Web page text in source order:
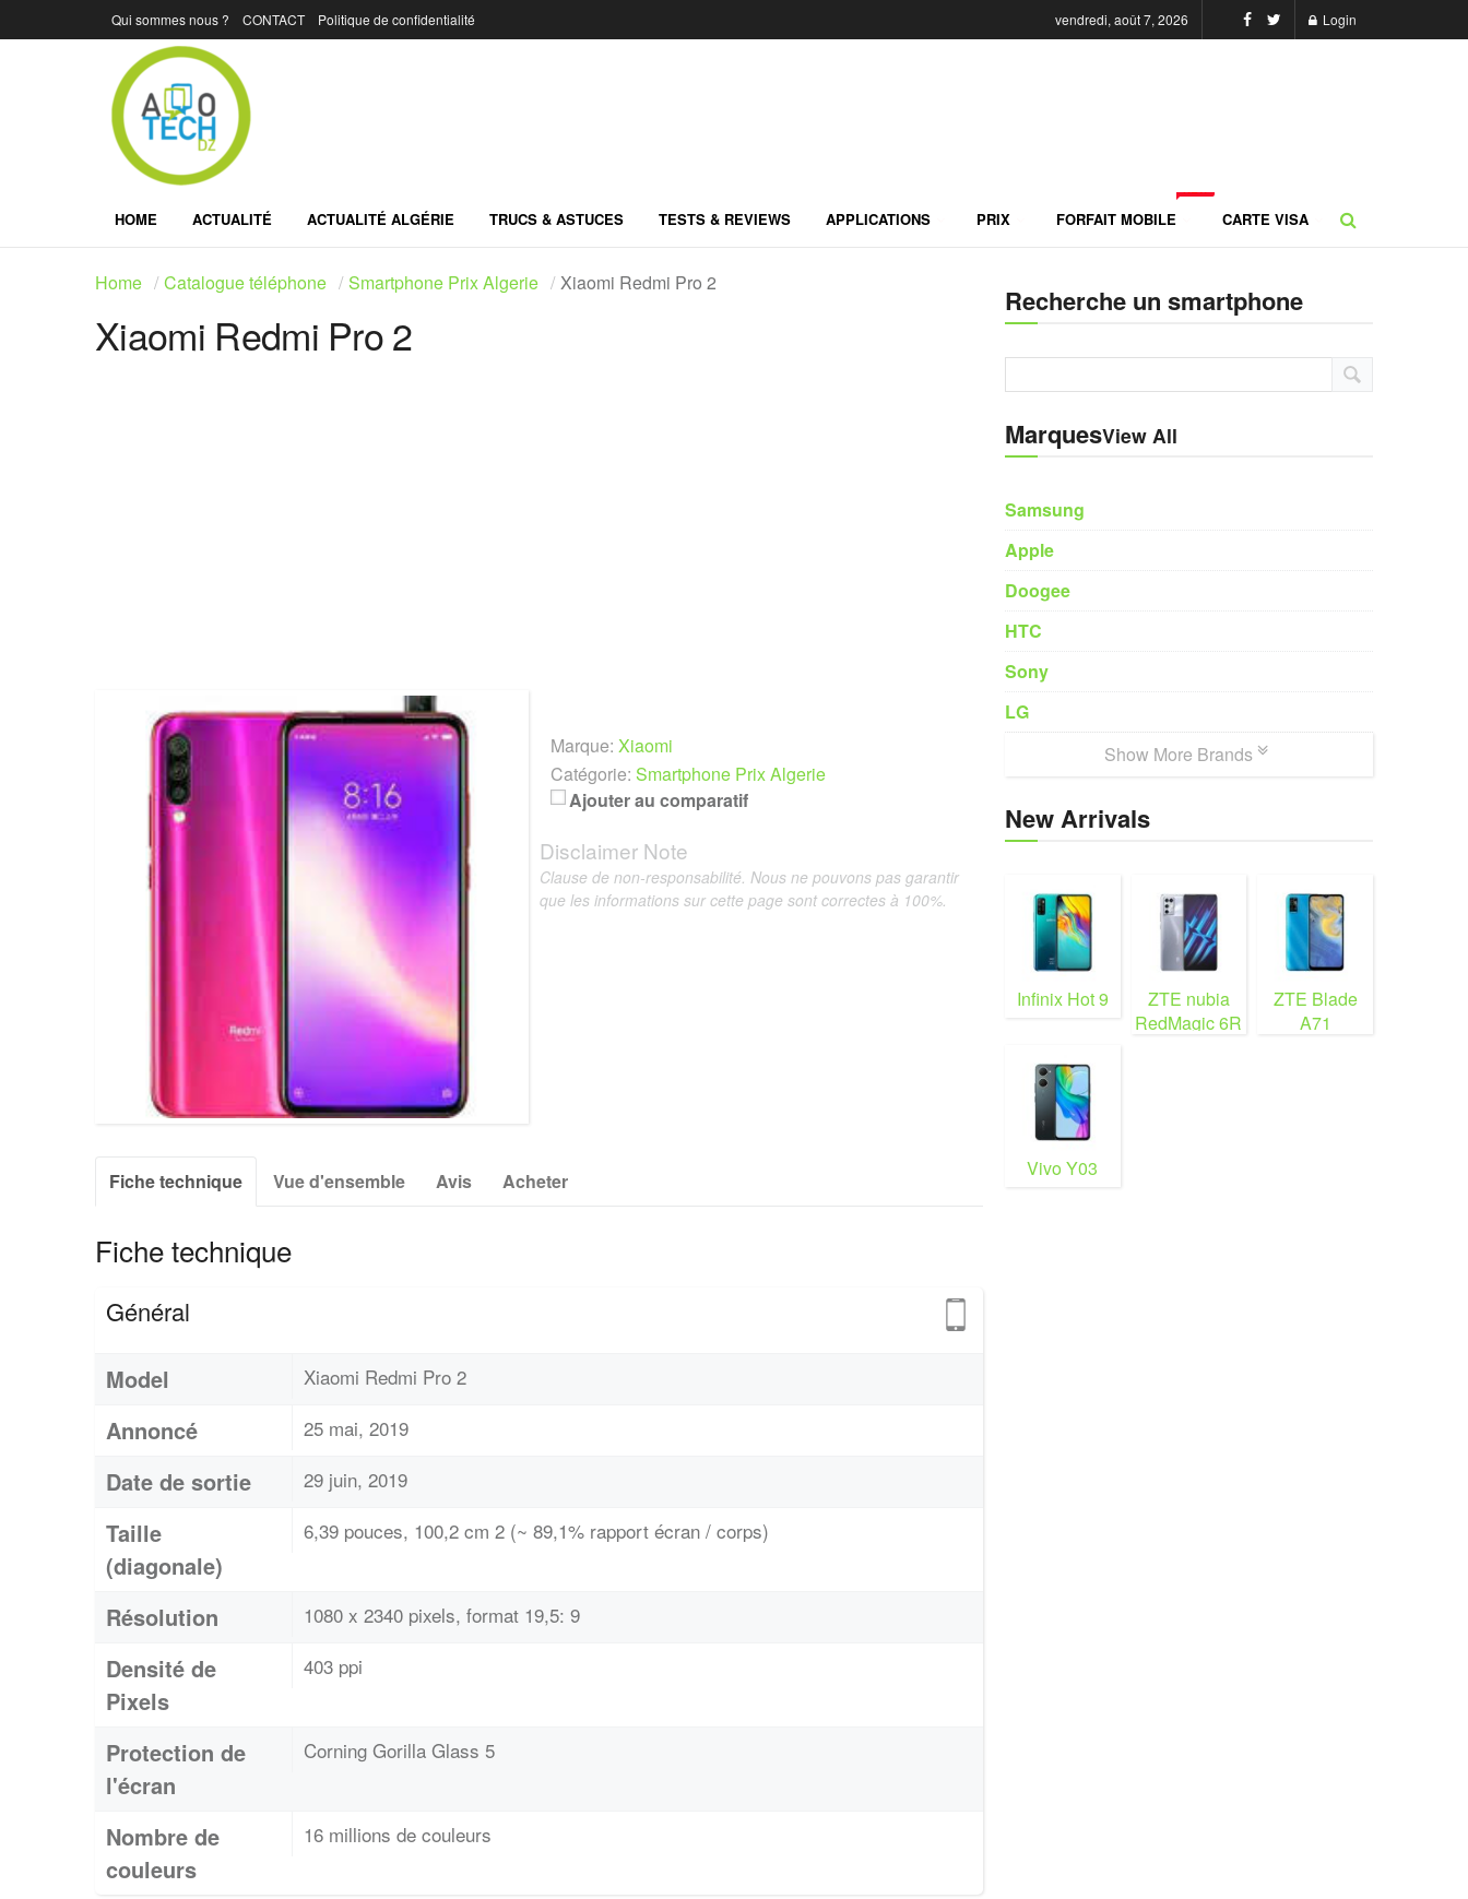
Qui sommes nous ? CONTACT Politique de confidentialité vendredi, août 7, 2026 Login
HOME ACTUALITÉ ACTUALITÉ ALGÉRIE TRUCS & ASTUCES TESTS & REVIEWS APPLICATIONS PRIX FORFAIT MOBILE CARTE VISA
Home Catalogue téléphone Smartphone Prix Algerie Xiaomi Redmi Pro 2
Xiaomi Redmi Pro 2
Marque: Xiaomi
Catégorie: Smartphone Prix Algerie
Ajouter au comparatif
Fiche technique Vue d'ensemble Avis Acheter
Fiche technique
Général
Model Xiaomi Redmi Pro 2
Annoncé 25 mai, 2019
Date de sortie 29 juin, 2019
Taille
(diagonale)
6,39 pouces, 100,2 cm 2 (~ 89,1% rapport écran / corps)
Résolution 1080 x 2340 pixels, format 19,5: 9
Densité de
Pixels
403 ppi
Protection de
l'écran
Corning Gorilla Glass 5
Nombre de
couleurs
16 millions de couleurs
Disclaimer Note
Clause de non-responsabilité. Nous ne pouvons pas garantir
que les informations sur cette page sont correctes à 100%.
Recherche un smartphone
MarquesView All
Samsung
Apple
Doogee
HTC
Sony
LG
Show More Brands
New Arrivals
Infinix Hot 9
ZTE nubia
RedMagic 6R
ZTE Blade
A71
Vivo Y03